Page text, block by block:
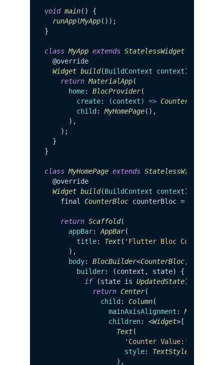
void main( ) {
runApp(MyApp());
}
class MyApp extends StatelessWidget {
  @override
Widget build(BuildContext context) {
return MaterialApp(
home: BlocProvider(
create: (context) => CounterBloc
child : MyHomePage(),
      ),
    );
  }
}
class MyHomePage extends StatelessWidget
  @override
Widget build(BuildContext context) {
    final
CounterBloc counterBloc =
return Scaffold(
appBar: AppBar(
title: Text( 'Flutter Bloc Counter'
      ),
body: BlocBuilder<CounterBloc,
builder: (context, state) {
if (state is UpdatedState) {
return Center(
child : Column(
mainAxisAlignment :
children: <Widget>[
Text(
'Counter Value:'
style: TextStyle
                  ),